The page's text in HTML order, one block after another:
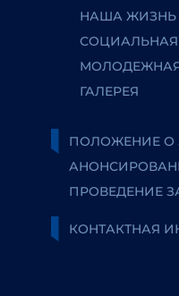
НАША ЖИЗНЬ
ГАЛЕРЕЯ
ПОЛОЖЕНИЕ О
ПРОВЕДЕНИЕ
КОНТАКТНАЯ